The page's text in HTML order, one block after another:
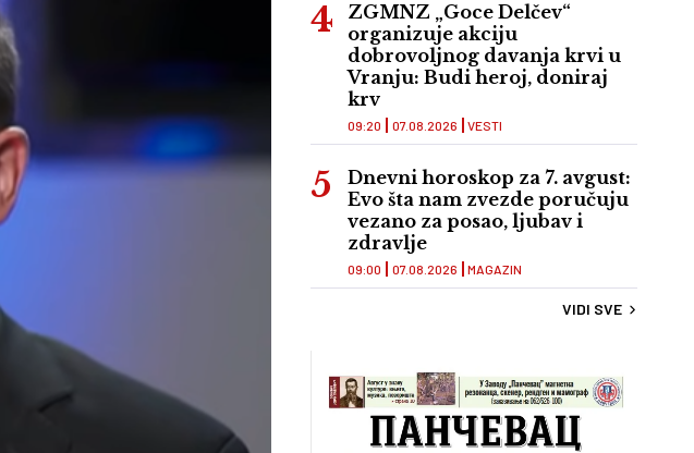
ZGMNZ „Goce Delčev“
organizuje akciju
dobrovoljnog davanja krvi u
Vranju: Budi heroj, doniraj
krv
VESTI
09:20 07.08.2026
Dnevni horoskop za 7. avgust:
Evo šta nam zvezde poručuju
vezano za posao, ljubav i
zdravlje
MAGAZIN
09:00 07.08.2026
VIDI SVE